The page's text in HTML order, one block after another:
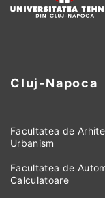
Cluj-Napoca
Facultatea de
Urbanism
Facultatea de
Calculatoare